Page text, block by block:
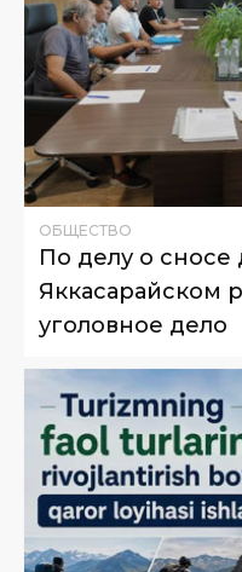
ОБЩЕСТВО
По делу о сносе
Яккасарайском
уголовное дело